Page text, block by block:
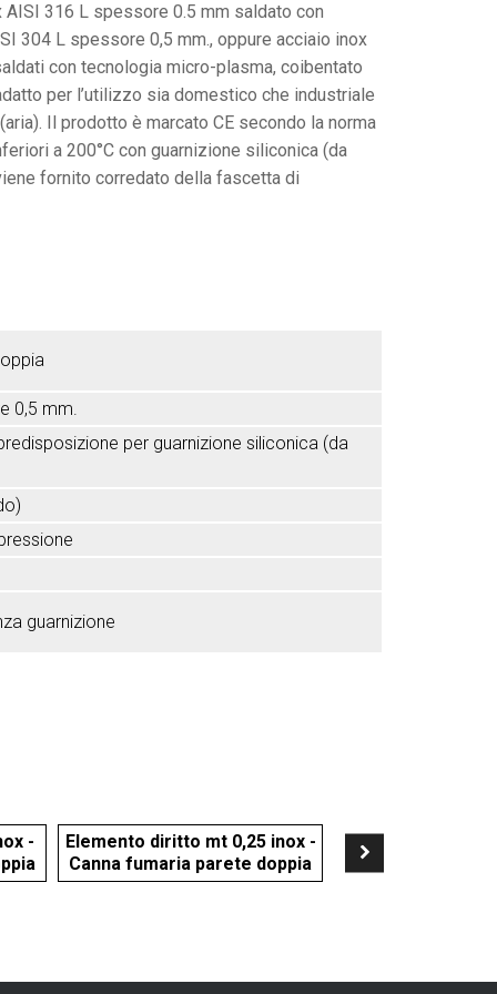
quantità
fumaria
parete
316 L spessore 0.5 mm saldato con
304 L spessore 0,5 mm., oppure acciaio inox
con tecnologia micro-plasma, coibentato
per l’utilizzo sia domestico che industriale
Il prodotto è marcato CE secondo la norma
a 200°C con guarnizione siliconica (da
fornito corredato della fascetta di
0,5 mm.
per guarnizione siliconica (da
guarnizione
-
Elemento diritto mt 0,25 inox -
Canna fumaria parete doppia